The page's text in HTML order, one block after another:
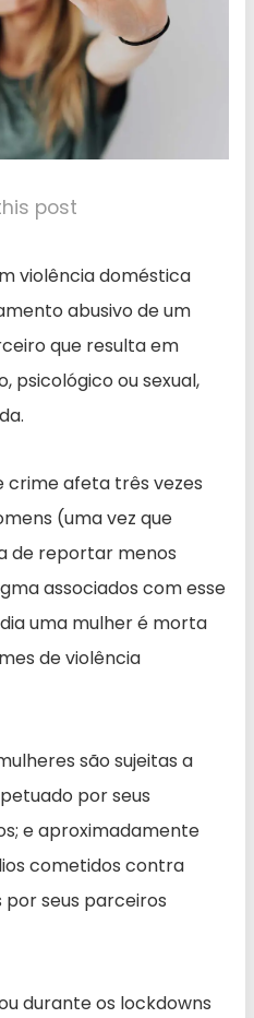
post
violência doméstica
abusivo de um
que resulta em
psicológico ou sexual,
crime afeta três vezes
(uma vez que
de reportar menos
associados com esse
uma mulher é morta
de violência
são sujeitas a
por seus
e aproximadamente
cometidos contra
seus parceiros
durante os lockdowns